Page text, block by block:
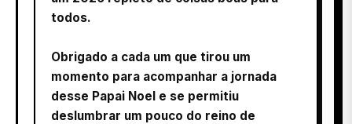
todos.
Obrigado a cada um que tirou um
momento para acompanhar a jornada
desse Papai Noel e se permitiu
deslumbrar um pouco do reino de